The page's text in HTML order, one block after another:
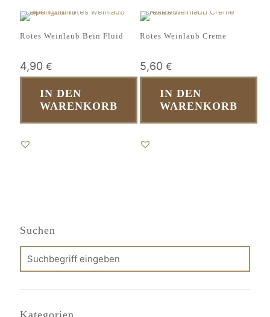
Rotes Weinlaub Bein Fluid
4,90 €
IN DEN
WARENKORB
Rotes Weinlaub Creme
5,60 €
IN DEN
WARENKORB
Suchen